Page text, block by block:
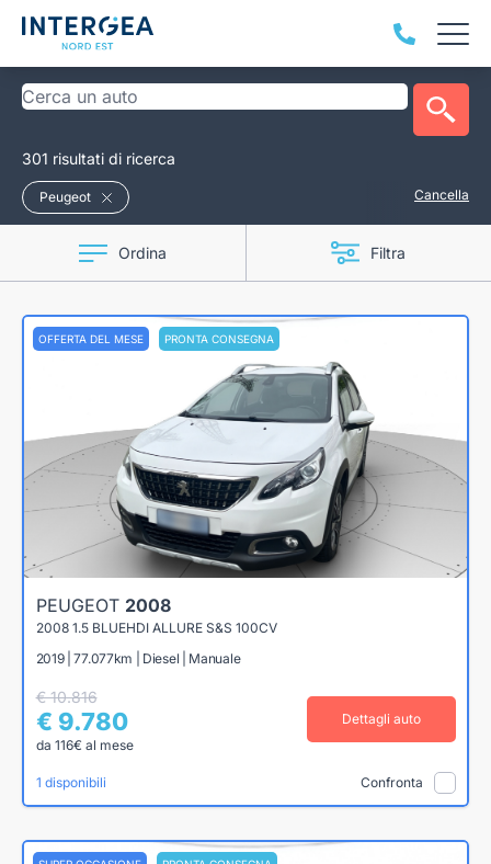
301 risultati di ricerca
Peugeot Cancella
Ordina Filtra
OFFERTA DEL MESE PRONTA CONSEGNA
PEUGEOT 2008
2008 1.5 BLUEHDI ALLURE S&S 100CV
2019 | 77.077km | Diesel | Manuale
€ 10.816
€ 9.780
da 116€ al mese
Dettagli auto
1 disponibili Confronta